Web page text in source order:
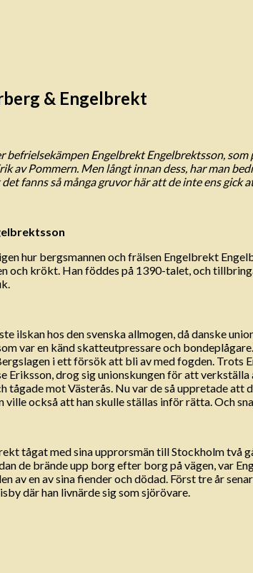
& Engelbrekt
befrielsekämpen Engelbrekt Engelbrektsson,
av Pommern. Men långt innan dess, har man
fanns så många gruvor här att de inte ens gick
hur bergsmannen och frälsen Engelbrekt
och krökt. Han föddes på 1390-talet, och
ilskan hos den svenska allmogen, då danske
var en känd skatteutpressare och
i ett försök att bli av med fogden. Trots
Eriksson, drog sig unionskungen för att
tågade mot Västerås. Nu var de så uppretade att
ville också att han skulle ställas inför rätta. Och
tågat med sina upprorsmän till Stockholm två
de brände upp borg efter borg på vägen, var
av en av sina fiender och dödad. Först tre år
där han livnärde sig som sjörövare.